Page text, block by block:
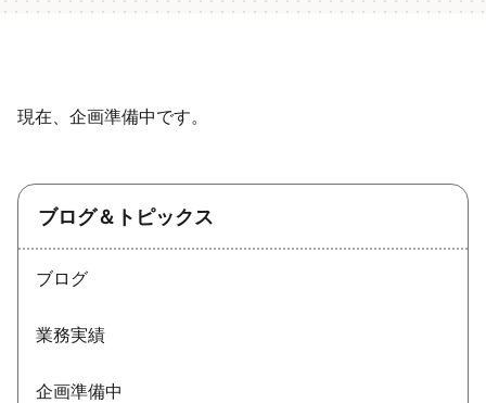
学習ゲームコンテンツ開発
代表メッセージ
ブログ
業務実績
お問い合わせ
現在、企画準備中です。
ブログ＆トピックス
ブログ
業務実績
企画準備中